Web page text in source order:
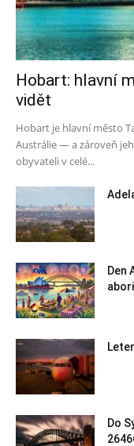
Hobart: hlavní
vidět
Hobart je hlavní město
Austrálie — a zároveň
obyvateli v celé...
Den
Do